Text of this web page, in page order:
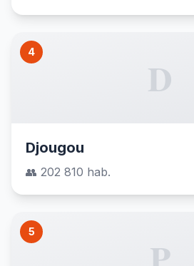
4
D
Djougou
👥 202 810 hab.
5